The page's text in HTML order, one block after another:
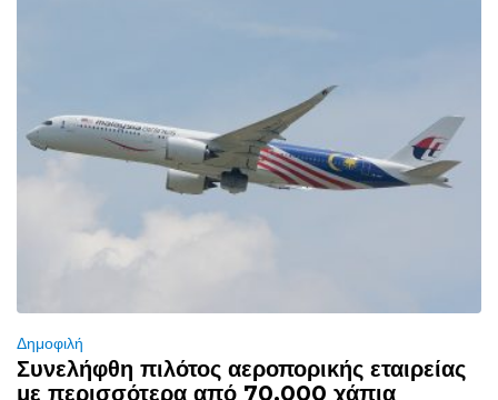
Δημοφιλή
Συνελήφθη πιλότος αεροπορικής εταιρείας
με περισσότερα από 70.000 χάπια